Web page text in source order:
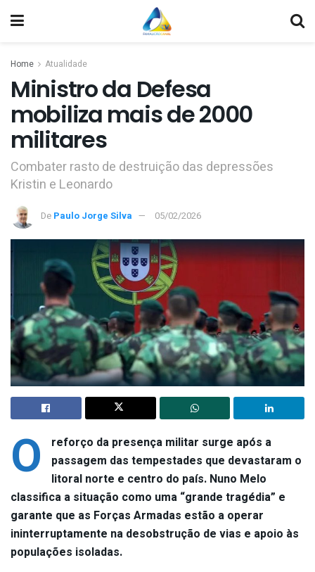
Home Atualidade
Ministro da Defesa
mobiliza mais de 2000
militares
Combater rasto de destruição das depressões
Kristin e Leonardo
De Paulo Jorge Silva 05/02/2026
O
reforço da presença militar surge após a
passagem das tempestades que devastaram o
litoral norte e centro do país. Nuno Melo
classifica a situação como uma “grande tragédia” e
garante que as Forças Armadas estão a operar
ininterruptamente na desobstrução de vias e apoio às
populações isoladas.